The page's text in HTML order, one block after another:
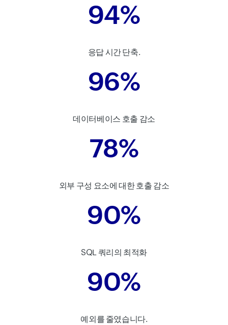
94%
응답 시간 단축.
96%
데이터베이스 호출 감소
78%
외부 구성 요소에 대한 호출 감소
90%
SQL 쿼리의 최적화
90%
예외를 줄였습니다.